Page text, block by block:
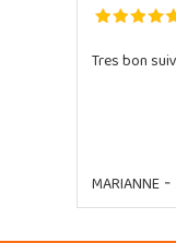
Tres bon
MARIANNE-